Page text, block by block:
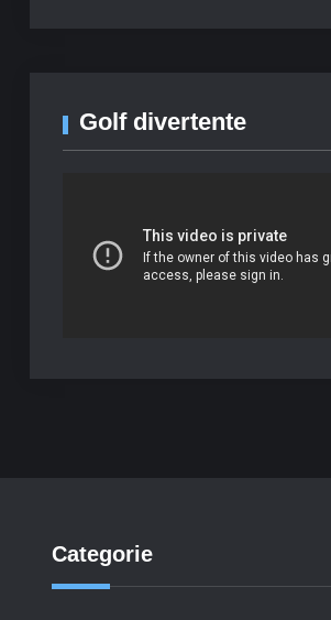
Golf divertente
Categorie